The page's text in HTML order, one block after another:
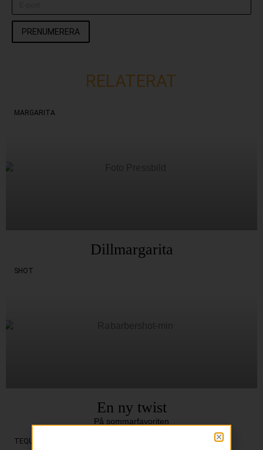
PRENUMERERA
RELATERAT
MARGARITA
Dillmargarita
SHOT
En ny twist
På sommarfavoriten
TEQUILA